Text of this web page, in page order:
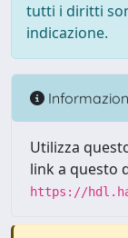
tutti i diritti
indicazione.
Utilizza
link a questo
https://